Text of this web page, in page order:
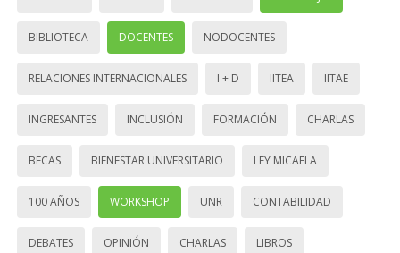
BIBLIOTECA DOCENTES NODOCENTES
RELACIONES INTERNACIONALES I + D IITEA IITAE
INGRESANTES INCLUSIÓN FORMACIÓN CHARLAS
BECAS BIENESTAR UNIVERSITARIO LEY MICAELA
100 AÑOS WORKSHOP UNR CONTABILIDAD
DEBATES OPINIÓN CHARLAS LIBROS